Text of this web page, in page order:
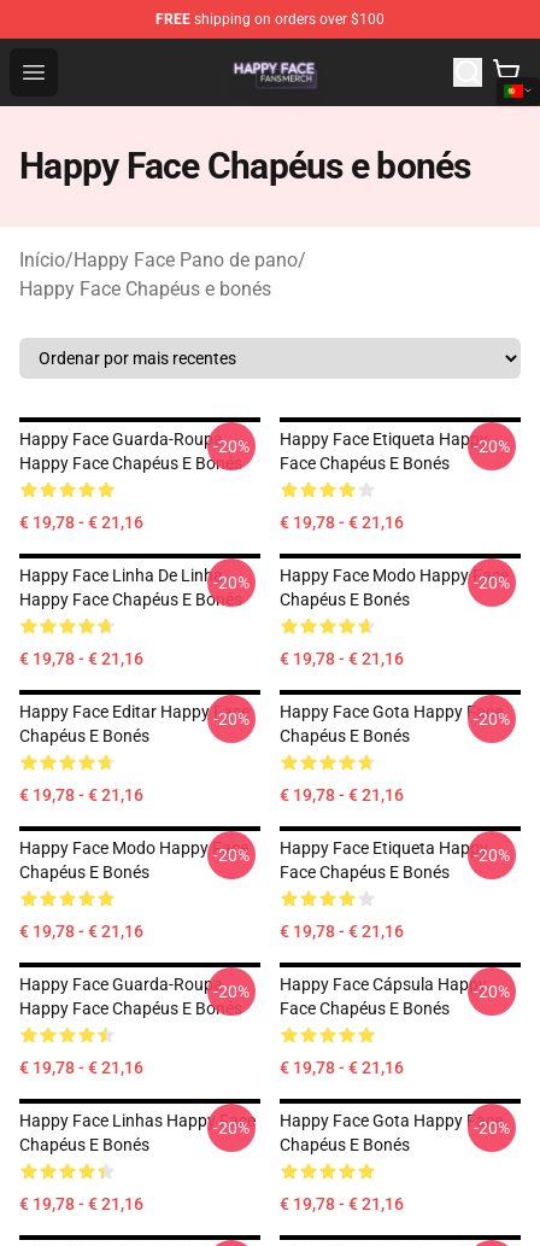
FREE shipping on orders over $100
Open menu
Happy Face Shop - Official Happy Face Merchandise
Happy Face Chapéus e bonés
Início/Happy Face Pano de pano/
Happy Face Chapéus e bonés
Happy Face Guarda-Roupa
Happy Face Chapéus E Bonés
€ 19,78 - € 21,16
-20%
Happy Face Etiqueta Happy
Face Chapéus E Bonés
€ 19,78 - € 21,16
-20%
Happy Face Linha De Linha
Happy Face Chapéus E Bonés
€ 19,78 - € 21,16
-20%
Happy Face Modo Happy Face
Chapéus E Bonés
€ 19,78 - € 21,16
-20%
Happy Face Editar Happy Face
Chapéus E Bonés
€ 19,78 - € 21,16
-20%
Happy Face Gota Happy Face
Chapéus E Bonés
€ 19,78 - € 21,16
-20%
Happy Face Modo Happy Face
Chapéus E Bonés
€ 19,78 - € 21,16
-20%
Happy Face Etiqueta Happy
Face Chapéus E Bonés
€ 19,78 - € 21,16
-20%
Happy Face Guarda-Roupa
Happy Face Chapéus E Bonés
€ 19,78 - € 21,16
-20%
Happy Face Cápsula Happy
Face Chapéus E Bonés
€ 19,78 - € 21,16
-20%
Happy Face Linhas Happy Face
Chapéus E Bonés
€ 19,78 - € 21,16
-20%
Happy Face Gota Happy Face
Chapéus E Bonés
€ 19,78 - € 21,16
-20%